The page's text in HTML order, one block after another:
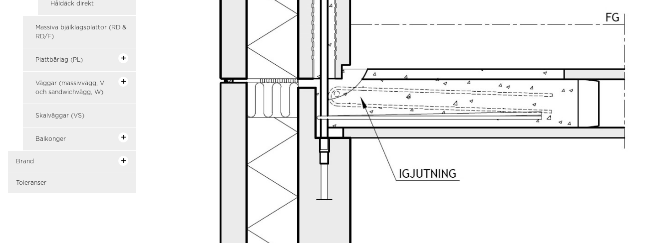
Håldäck direkt
Massiva bjälklagsplattor (RD &
RD/F)
Plattbärlag (PL)
Väggar (massivvägg, V
och sandwichvägg, W)
Skalväggar (VS)
Balkonger
Brand
Toleranser